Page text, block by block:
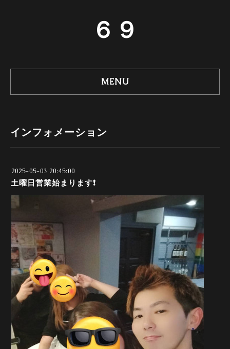
６９
MENU
インフォメーション
2025-05-03 20:45:00
土曜日営業始まります❗